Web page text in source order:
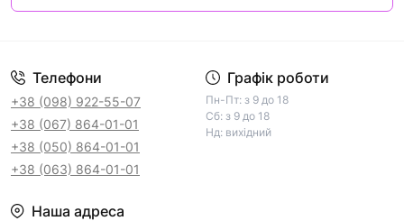
Телефони
+38 (098) 922-55-07
+38 (067) 864-01-01
+38 (050) 864-01-01
+38 (063) 864-01-01
Графік роботи
Пн-Пт: з 9 до 18
Сб: з 9 до 18
Нд: вихідний
Наша адреса